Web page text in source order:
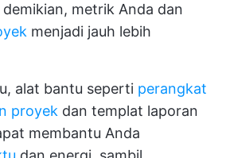
metrik Anda dan
menjadi jauh lebih
alat bantu seperti perangkat
proyek dan templat laporan
membantu Anda